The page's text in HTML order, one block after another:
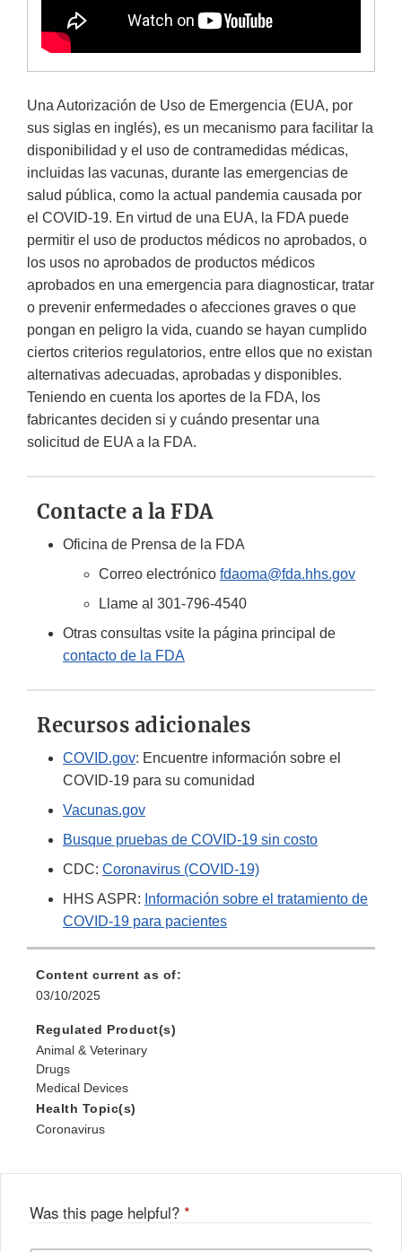
Una Autorización de Uso de Emergencia (EUA, por
sus siglas en inglés), es un mecanismo para facilitar la
disponibilidad y el uso de contramedidas médicas,
incluidas las vacunas, durante las emergencias de
salud pública, como la actual pandemia causada por
el COVID-19. En virtud de una EUA, la FDA puede
permitir el uso de productos médicos no aprobados, o
los usos no aprobados de productos médicos
aprobados en una emergencia para diagnosticar, tratar
o prevenir enfermedades o afecciones graves o que
pongan en peligro la vida, cuando se hayan cumplido
ciertos criterios regulatorios, entre ellos que no existan
alternativas adecuadas, aprobadas y disponibles.
Teniendo en cuenta los aportes de la FDA, los
fabricantes deciden si y cuándo presentar una
solicitud de EUA a la FDA.
Contacte a la FDA
Oficina de Prensa de la FDA
Correo electrónico fdaoma@fda.hhs.gov
Llame al 301-796-4540
Otras consultas vsite la página principal de
contacto de la FDA
Recursos adicionales
COVID.gov: Encuentre información sobre el
COVID-19 para su comunidad
Vacunas.gov
Busque pruebas de COVID-19 sin costo​
CDC: Coronavirus (COVID-19)
HHS ASPR: Información sobre el tratamiento de
COVID-19 para pacientes
Content current as of:
03/10/2025
Regulated Product(s)
Animal & Veterinary
Drugs
Medical Devices
Health Topic(s)
Coronavirus
Was this page helpful? *